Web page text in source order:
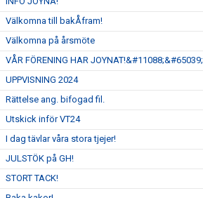
Välkomna till bakÅfram!
Välkomna på årsmöte
VÅR FÖRENING HAR JOYNAT!&#11088;&#65039;
UPPVISNING 2024
Rättelse ang. bifogad fil.
Utskick inför VT24
I dag tävlar våra stora tjejer!
JULSTÖK på GH!
STORT TACK!